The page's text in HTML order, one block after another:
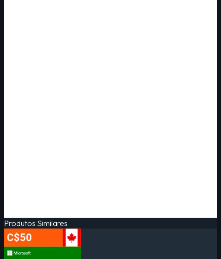
Produtos Similares